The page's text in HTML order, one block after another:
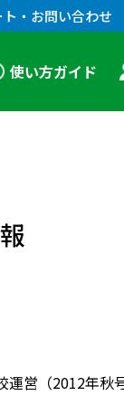
ト・お問い合わせ
使い方ガイド
営（2012年秋